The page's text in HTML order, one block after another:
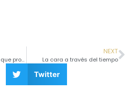
Nueva tecnología láser que provee resultados máximos con el menor tiempo de recuperación
NEXT
La cara a través del tiempo
Twitter